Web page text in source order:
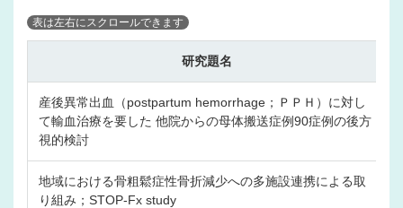
研究題名
産後異常出血（postpartum hemorrhage；ＰＰＨ）に対し
て輸血治療を要した 他院からの母体搬送症例90症例の後方
視的検討
地域における骨粗鬆症性骨折減少への多施設連携による取
り組み；STOP-Fx study